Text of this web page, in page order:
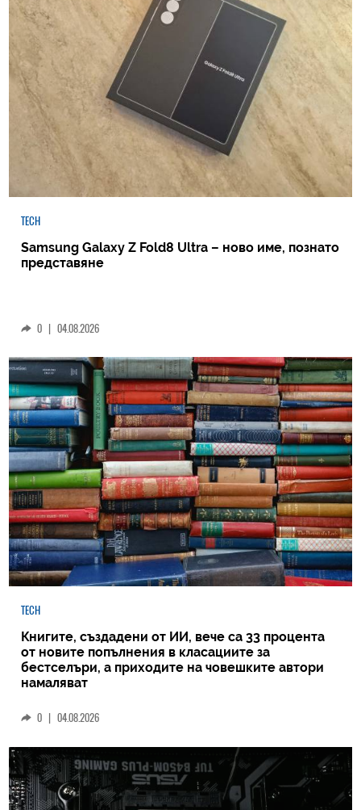
TECH
Samsung Galaxy Z Fold8 Ultra – ново име, познато
представяне
0 | 04.08.2026
TECH
Книгите, създадени от ИИ, вече са 33 процента
от новите попълнения в класациите за
бестселъри, а приходите на човешките автори
намаляват
0 | 04.08.2026